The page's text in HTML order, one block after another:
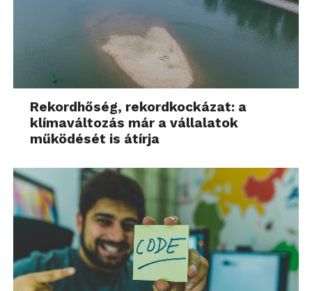
Rekordhőség, rekordkockázat: a
klímaváltozás már a vállalatok
működését is átírja